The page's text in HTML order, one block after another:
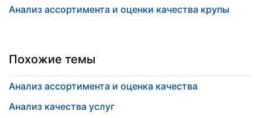
Анализ ассортимента и оценки качества крупы
Похожие темы
Анализ ассортимента и оценка качества
Анализ качества услуг